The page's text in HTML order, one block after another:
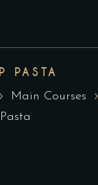
PASTA
Main Courses